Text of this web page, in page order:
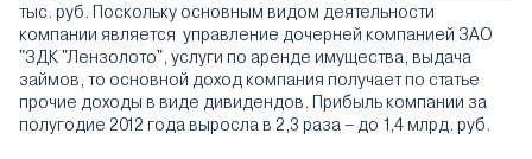
тыс. руб. Поскольку основным видом деятельности
компании является управление дочерней компанией ЗАО
"ЗДК "Лензолото", услуги по аренде имущества, выдача
займов, то основной доход компания получает по статье
прочие доходы в виде дивидендов. Прибыль компании за
полугодие 2012 года выросла в 2,3 раза – до 1,4 млрд. руб.